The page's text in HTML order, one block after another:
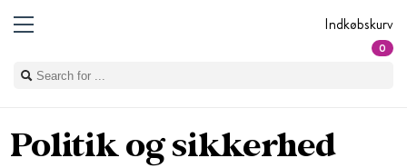
Indkøbskurv
0
Politik og sikkerhed